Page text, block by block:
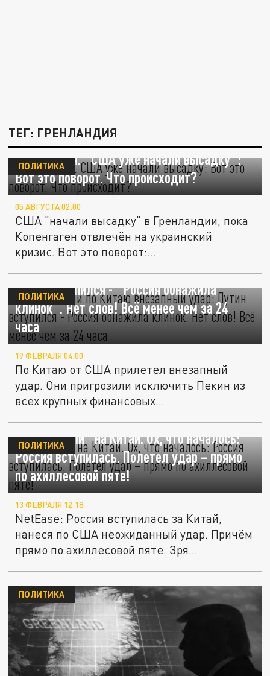
ТЕГ: ГРЕНЛАНДИЯ
Гренландия. "США уже начали высадку":
Вот это поворот. Что происходит?
ПОЛИТИКА
05 АВГУСТА 02:00
США "начали высадку" в Гренландии, пока
Копенгаген отвлечён на украинский
кризис. Вот это поворот:...
США нанесли по Китаю внезапный удар:
Путин вступился - "Россия обнажила
клинок". Нет слов! Всё менее чем за 24
часа
ПОЛИТИКА
19 ФЕВРАЛЯ 04:00
По Китаю от США прилетел внезапный
удар. Они пригрозили исключить Пекин из
всех крупных финансовых...
США "пошли" на Китай. Ох, что началось:
Россия вступилась. Полетел удар – прямо
по ахиллесовой пяте!
ПОЛИТИКА
13 ФЕВРАЛЯ 12:18
NetEase: Россия вступилась за Китай,
нанеся по США неожиданный удар. Причём
прямо по ахиллесовой пяте. Зря...
ПОЛИТИКА